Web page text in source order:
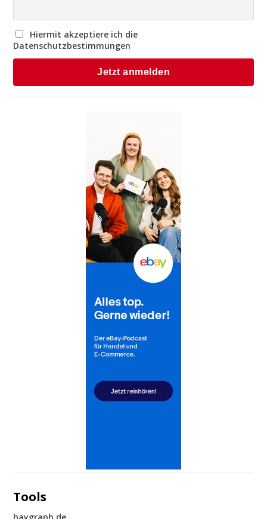
Hiermit akzeptiere ich die
Datenschutzbestimmungen
Tools